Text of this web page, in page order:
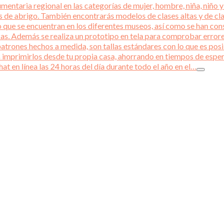
regional en las categorías de mujer, hombre, niña,
abrigo. También encontrarás modelos de clases altas y de
se encuentran en los diferentes museos, así como se han
Además se realiza un prototipo en tela para comprobar
hechos a medida, son tallas estándares con lo que es
desde tu propia casa, ahorrando en tiempos de
en línea las 24 horas del día durante todo el año en el…